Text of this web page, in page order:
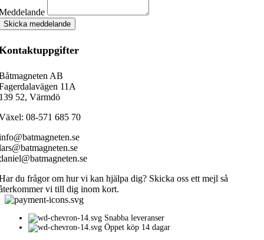
Skicka meddelande
AB
11A
52, Värmdö
08-571 685 70
du frågor om hur vi kan hjälpa dig? Skicka oss ett mejl så
vi till dig inom kort.
Snabba leveranser
Öppet köp 14 dagar